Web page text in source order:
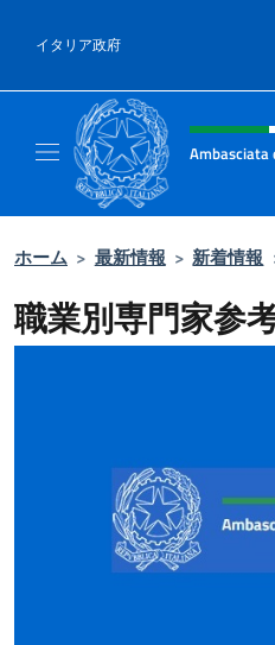
イタリア政府
Header, social
Ambasciata
ホーム > 最新情報 > 新着情報
職業別専門家参